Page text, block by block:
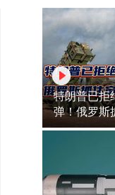
特朗普已拒
弹！俄罗斯